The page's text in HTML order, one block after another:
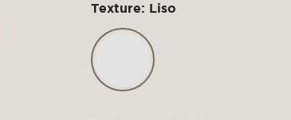
Texture: Liso